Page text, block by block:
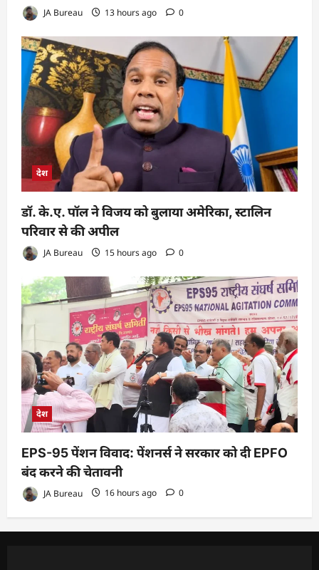
JA Bureau 13 hours ago 0
देश
डॉ. के.ए. पॉल ने विजय को बुलाया अमेरिका, स्टालिन
परिवार से की अपील
JA Bureau 15 hours ago 0
देश
EPS-95 पेंशन विवाद: पेंशनर्स ने सरकार को दी EPFO
बंद करने की चेतावनी
JA Bureau 16 hours ago 0